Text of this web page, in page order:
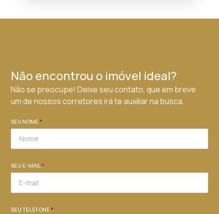
Não encontrou o imóvel ideal?
Não se preocupe! Deixe seu contato, que em breve
um de nossos corretores irá te auxiliar na busca.
SEU NOME*
SEU E-MAIL*
SEU TELEFONE*